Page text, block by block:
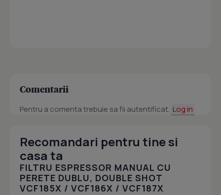
Comentarii
Pentru a comenta trebuie sa fii autentificat. Log in
Recomandari pentru tine si
casa ta
FILTRU ESPRESSOR MANUAL CU
PERETE DUBLU, DOUBLE SHOT
VCF185X / VCF186X / VCF187X